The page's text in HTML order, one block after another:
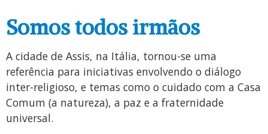
Somos todos irmãos
A cidade de Assis, na Itália, tornou-se uma
referência para iniciativas envolvendo o diálogo
inter-religioso, e temas como o cuidado com a Casa
Comum (a natureza), a paz e a fraternidade
universal.